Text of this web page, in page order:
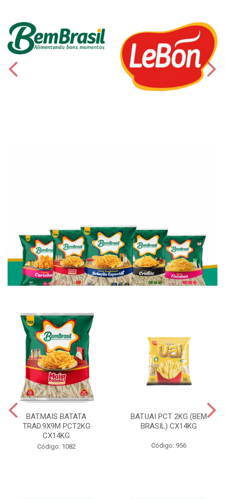
BAT.MAIS BATATA
TRAD.9X9M PCT2KG
CX14KG
Código: 1082
BAT.UAI PCT 2KG (BEM
BRASIL) CX14KG
Código: 956